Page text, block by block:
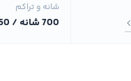
شانه و تراکم
700 شانه / 2550 تراکم